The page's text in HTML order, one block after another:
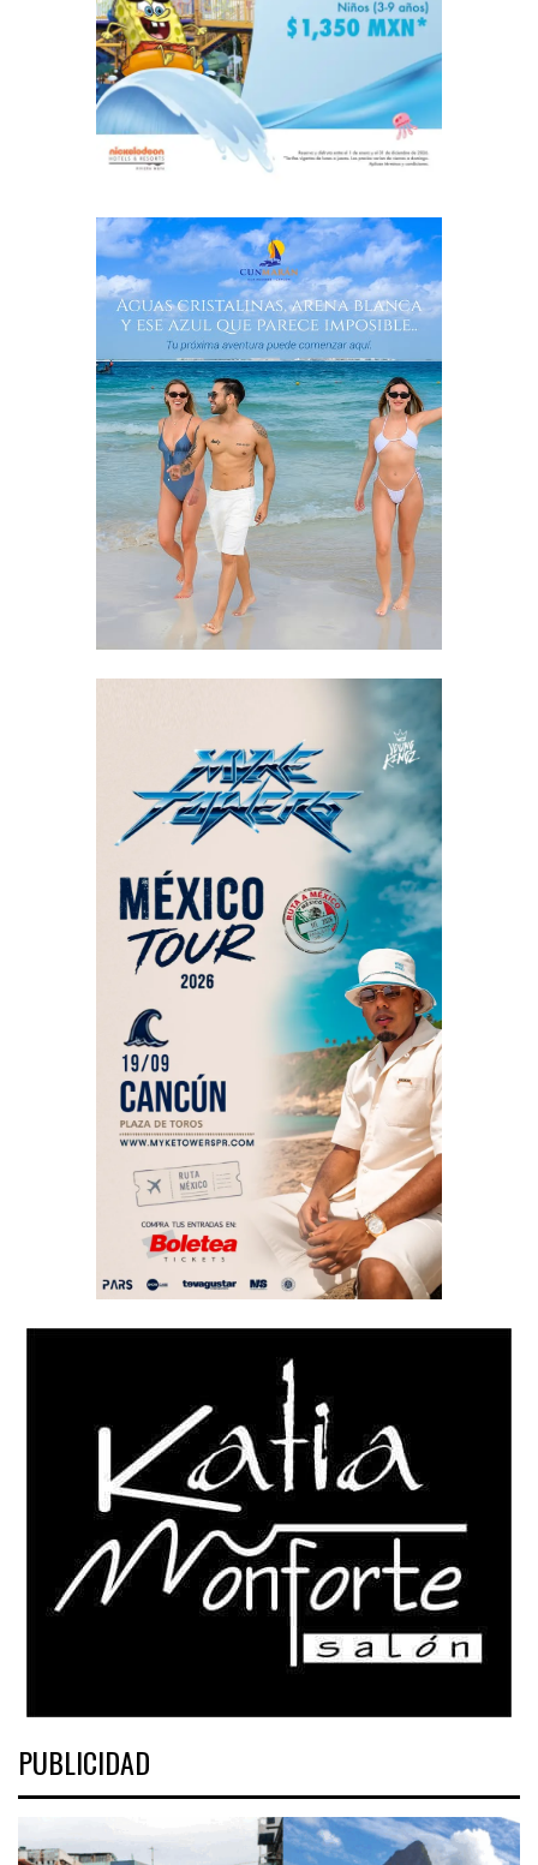
PUBLICIDAD